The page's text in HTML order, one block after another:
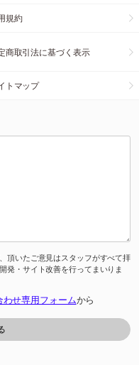
規約
商取引法に基づく表示
トマップ
頂いたご意見はスタッフがすべて拝
発・サイト改善を行ってまいりま
わせ専用フォームから